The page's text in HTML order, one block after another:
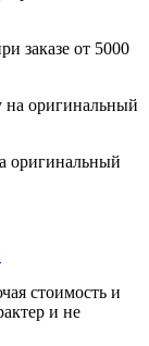
заказе от 5000
оригинальный
стоимость и
и не